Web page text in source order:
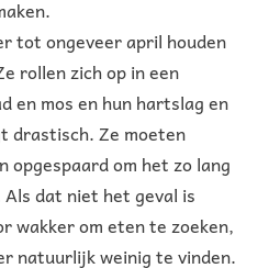
tot ongeveer april houden
rollen zich op in een
en mos en hun hartslag en
drastisch. Ze moeten
opgespaard om het zo lang
dat niet het geval is
wakker om eten te zoeken,
natuurlijk weinig te vinden.